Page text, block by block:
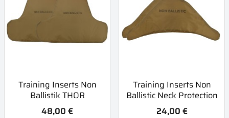
Training Inserts Non
Ballistik THOR
48,00 €
Training Inserts Non
Ballistic Neck Protection
24,00 €